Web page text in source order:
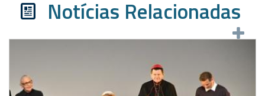
Notícias Relacionadas